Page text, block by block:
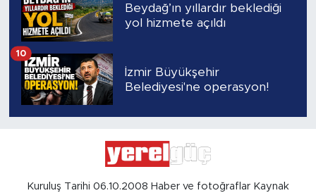
Beydağ’ın yıllardır beklediği
yol hizmete açıldı
İzmir Büyükşehir
Belediyesi'ne operasyon!
10
Kuruluş Tarihi 06.10.2008 Haber ve fotoğraflar Kaynak